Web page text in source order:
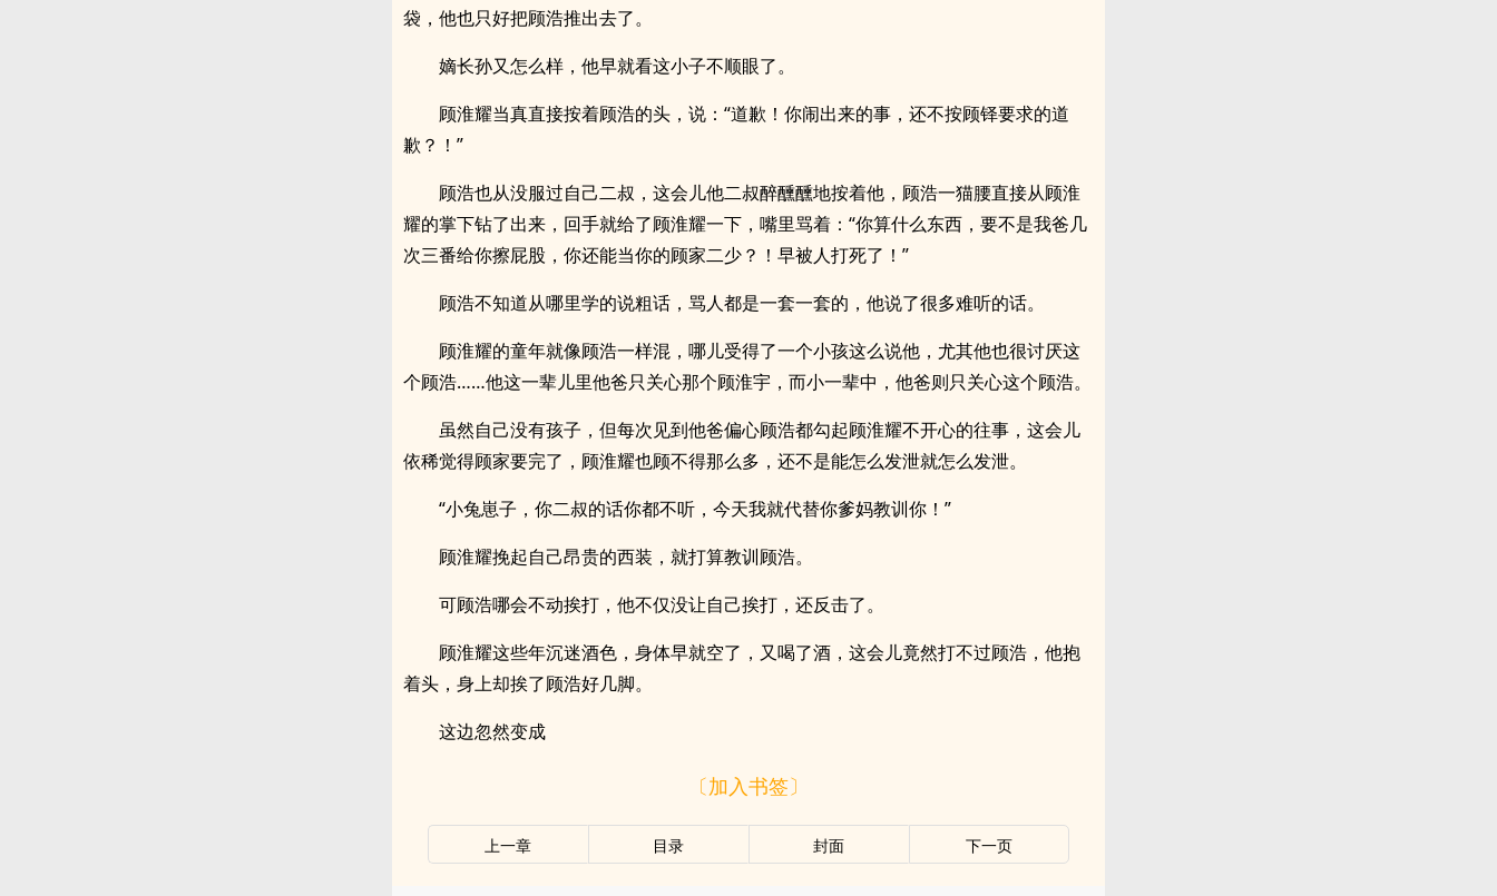
袋，他也只好把顾浩推出去了。
嫡长孙又怎么样，他早就看这小子不顺眼了。
顾淮耀当真直接按着顾浩的头，说：“道歉！你闹出来的事，还不按顾铎要求的道
歉？！”
顾浩也从没服过自己二叔，这会儿他二叔醉醺醺地按着他，顾浩一猫腰直接从顾淮
耀的掌下钻了出来，回手就给了顾淮耀一下，嘴里骂着：“你算什么东西，要不是我爸几
次三番给你擦屁股，你还能当你的顾家二少？！早被人打死了！”
顾浩不知道从哪里学的说粗话，骂人都是一套一套的，他说了很多难听的话。
顾淮耀的童年就像顾浩一样混，哪儿受得了一个小孩这么说他，尤其他也很讨厌这
个顾浩……他这一辈儿里他爸只关心那个顾淮宇，而小一辈中，他爸则只关心这个顾浩。
虽然自己没有孩子，但每次见到他爸偏心顾浩都勾起顾淮耀不开心的往事，这会儿
依稀觉得顾家要完了，顾淮耀也顾不得那么多，还不是能怎么发泄就怎么发泄。
“小兔崽子，你二叔的话你都不听，今天我就代替你爹妈教训你！”
顾淮耀挽起自己昂贵的西装，就打算教训顾浩。
可顾浩哪会不动挨打，他不仅没让自己挨打，还反击了。
顾淮耀这些年沉迷酒色，身体早就空了，又喝了酒，这会儿竟然打不过顾浩，他抱
着头，身上却挨了顾浩好几脚。
这边忽然变成
〔加入书签〕
上一章 目录 封面 下一页